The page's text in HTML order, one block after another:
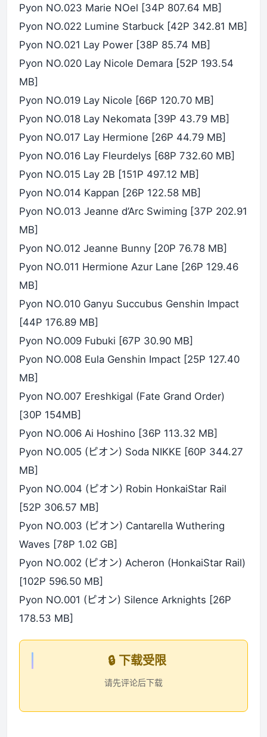
Pyon NO.023 Marie NOel [34P 807.64 MB]
Pyon NO.022 Lumine Starbuck [42P 342.81 MB]
Pyon NO.021 Lay Power [38P 85.74 MB]
Pyon NO.020 Lay Nicole Demara [52P 193.54
MB]
Pyon NO.019 Lay Nicole [66P 120.70 MB]
Pyon NO.018 Lay Nekomata [39P 43.79 MB]
Pyon NO.017 Lay Hermione [26P 44.79 MB]
Pyon NO.016 Lay Fleurdelys [68P 732.60 MB]
Pyon NO.015 Lay 2B [151P 497.12 MB]
Pyon NO.014 Kappan [26P 122.58 MB]
Pyon NO.013 Jeanne d’Arc Swiming [37P 202.91
MB]
Pyon NO.012 Jeanne Bunny [20P 76.78 MB]
Pyon NO.011 Hermione Azur Lane [26P 129.46
MB]
Pyon NO.010 Ganyu Succubus Genshin Impact
[44P 176.89 MB]
Pyon NO.009 Fubuki [67P 30.90 MB]
Pyon NO.008 Eula Genshin Impact [25P 127.40
MB]
Pyon NO.007 Ereshkigal (Fate Grand Order)
[30P 154MB]
Pyon NO.006 Ai Hoshino [36P 113.32 MB]
Pyon NO.005 (ピオン) Soda NIKKE [60P 344.27
MB]
Pyon NO.004 (ピオン) Robin HonkaiStar Rail
[52P 306.57 MB]
Pyon NO.003 (ピオン) Cantarella Wuthering
Waves [78P 1.02 GB]
Pyon NO.002 (ピオン) Acheron (HonkaiStar Rail)
[102P 596.50 MB]
Pyon NO.001 (ピオン) Silence Arknights [26P
178.53 MB]
🔒 下载受限
请先评论后下载